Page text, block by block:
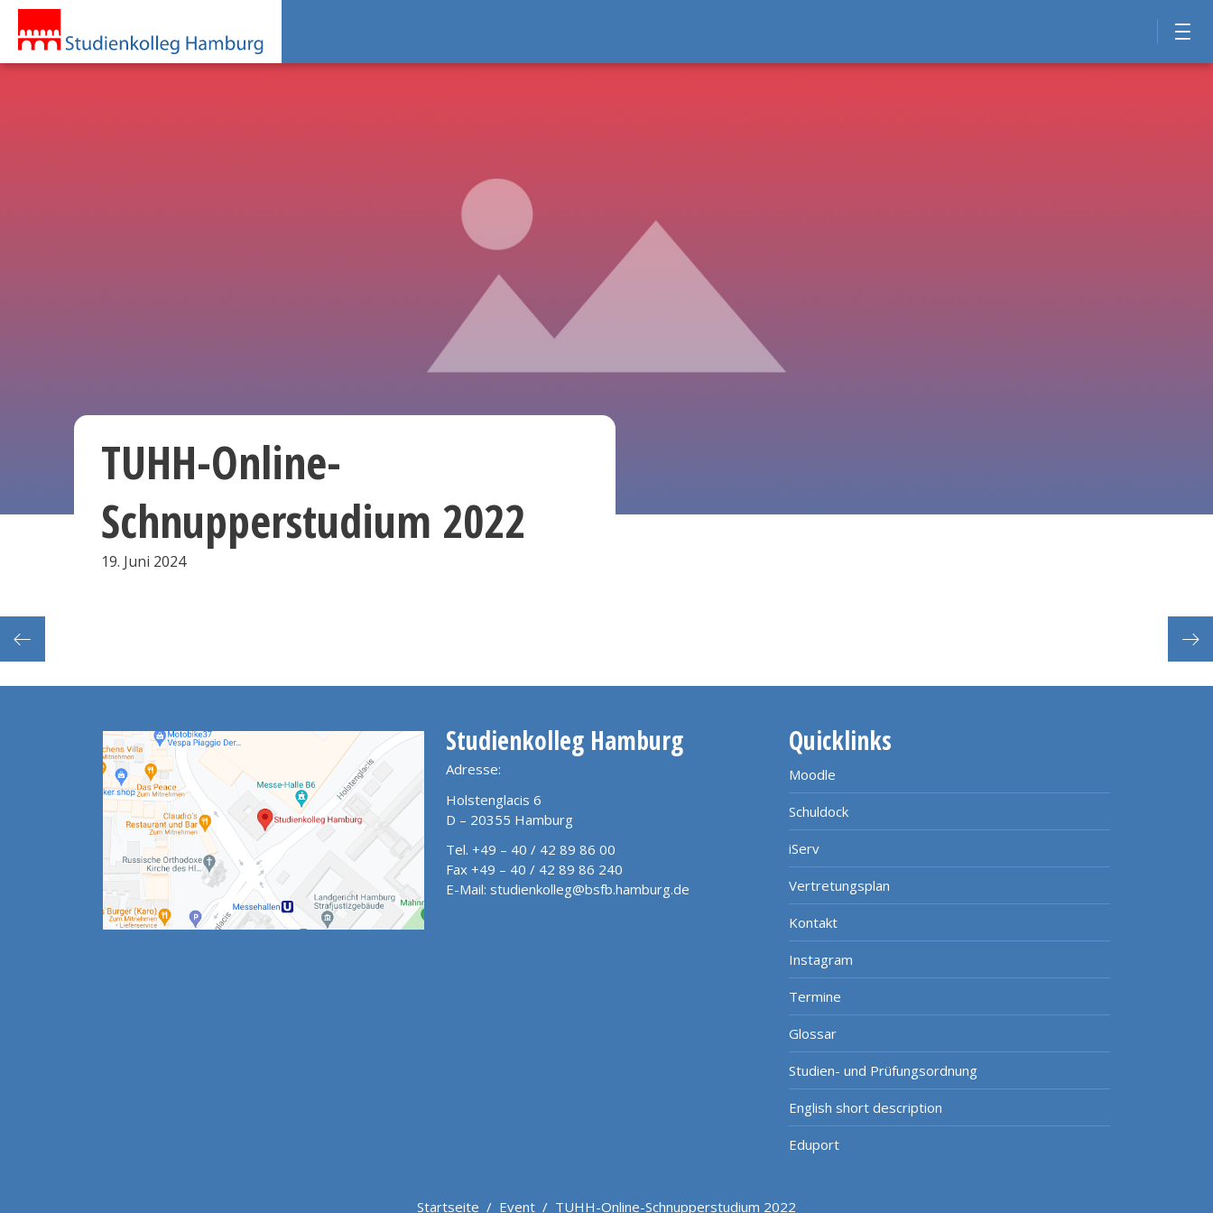
TUHH-Online-
Schnupperstudium 2022
19. Juni 2024
Studienkolleg Hamburg
Adresse:
Holstenglacis 6
D – 20355 Hamburg
Tel. +49 – 40 / 42 89 86 00
Fax +49 – 40 / 42 89 86 240
E-Mail: studienkolleg@bsfb.hamburg.de
Quicklinks
Moodle
Schuldock
iServ
Vertretungsplan
Kontakt
Instagram
Termine
Glossar
Studien- und Prüfungsordnung
English short description
Eduport
Startseite / Event / TUHH-Online-Schnupperstudium 2022